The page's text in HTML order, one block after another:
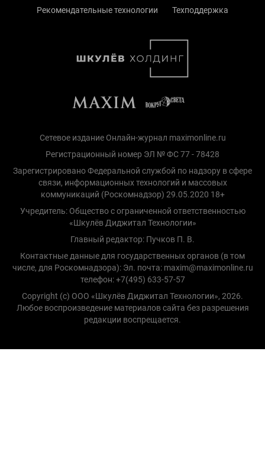
Рекомендательные технологии
Техподдержка
Сетевое издание Онлайн-журнал maximonline.ru
Регистрационный номер ЭЛ № ФС 77 - 78428
Зарегистрировано Федеральной службой по надзору в сфере
связи, информационных технологий и массовых
коммуникаций (Роскомнадзор) 29.05.2020 18+
Учредитель: Общество с ограниченной ответственностью
«Шкулёв Диджитал Технологии»
Главный редактор: Пучков П. В.
Контактные данные для государственных органов (в том
числе, для Роскомнадзора): Эл. почта: maxim@maximonline.ru
телефон: +7(495) 633-57-57
Copyright (с) ООО «Шкулёв Диджитал Технологии», 2026.
Любое воспроизведение материалов сайта без разрешения
редакции воспрещается.